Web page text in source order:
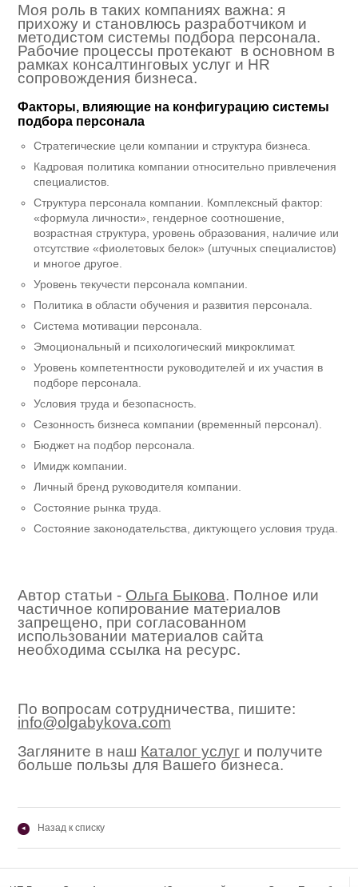
Моя роль в таких компаниях важна: я
прихожу и становлюсь разработчиком и
методистом системы подбора персонала.
Рабочие процессы протекают в основном в
рамках консалтинговых услуг и HR
сопровождения бизнеса.
Факторы, влияющие на конфигурацию системы
подбора персонала
Стратегические цели компании и структура бизнеса.
Кадровая политика компании относительно привлечения
специалистов.
Структура персонала компании. Комплексный фактор:
«формула личности», гендерное соотношение,
возрастная структура, уровень образования, наличие или
отсутствие «фиолетовых белок» (штучных специалистов)
и многое другое.
Уровень текучести персонала компании.
Политика в области обучения и развития персонала.
Система мотивации персонала.
Эмоциональный и психологический микроклимат.
Уровень компетентности руководителей и их участия в
подборе персонала.
Условия труда и безопасность.
Сезонность бизнеса компании (временный персонал).
Бюджет на подбор персонала.
Имидж компании.
Личный бренд руководителя компании.
Состояние рынка труда.
Состояние законодательства, диктующего условия труда.
Автор статьи - Ольга Быкова. Полное или
частичное копирование материалов
запрещено, при согласованном
использовании материалов сайта
необходима ссылка на ресурс.
По вопросам сотрудничества, пишите:
info@olgabykova.com
Загляните в наш Каталог услуг и получите
больше пользы для Вашего бизнеса.
◂ Назад к списку